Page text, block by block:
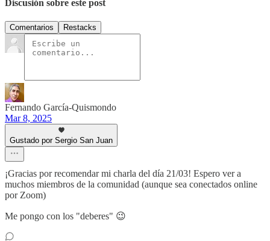
Discusión sobre este post
Comentarios Restacks
Fernando García-Quismondo
Mar 8, 2025
Gustado por Sergio San Juan
¡Gracias por recomendar mi charla del día 21/03! Espero ver a
muchos miembros de la comunidad (aunque sea conectados online
por Zoom)
Me pongo con los "deberes" 😉